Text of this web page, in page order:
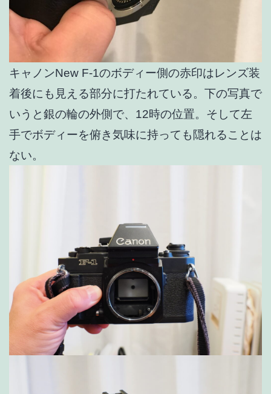
キャノンNew F-1のボディー側の赤印はレンズ装
着後にも見える部分に打たれている。下の写真で
いうと銀の輪の外側で、12時の位置。そして左
手でボディーを俯き気味に持っても隠れることは
ない。